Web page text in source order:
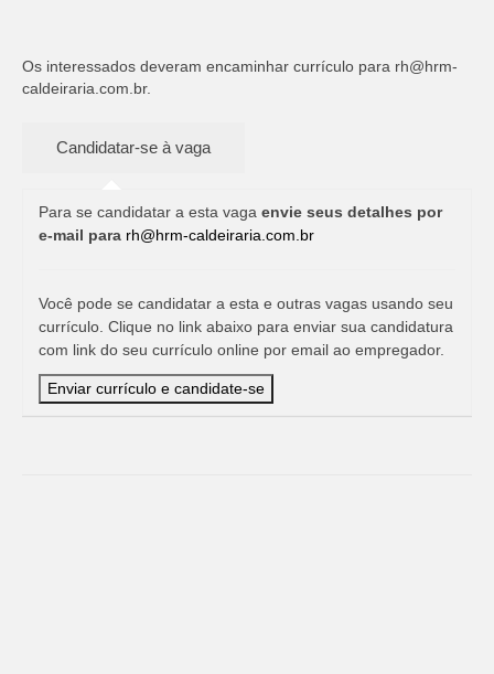
Os interessados deveram encaminhar currículo para rh@hrm-
caldeiraria.com.br.
Para se candidatar a esta vaga envie seus detalhes por
e-mail para rh@hrm-caldeiraria.com.br
Você pode se candidatar a esta e outras vagas usando seu
currículo. Clique no link abaixo para enviar sua candidatura
com link do seu currículo online por email ao empregador.